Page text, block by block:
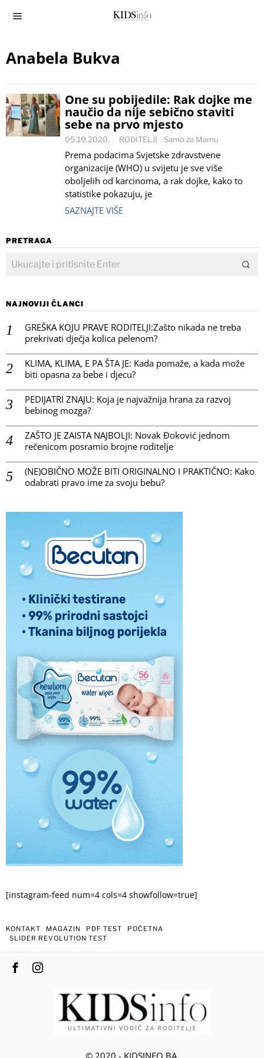
Anabela Bukva
One su pobijedile: Rak dojke me
naučio da nije sebično staviti
sebe na prvo mjesto
05.10.2020. RODITELJI · Samo za Mamu
Prema podacima Svjetske zdravstvene
organizacije (WHO) u svijetu je sve više
oboljelih od karcinoma, a rak dojke, kako to
statistike pokazuju, je
SAZNAJTE VIŠE
PRETRAGA
NAJNOVIJI ČLANCI
GREŠKA KOJU PRAVE RODITELJI:Zašto nikada ne treba
prekrivati dječja kolica pelenom?
KLIMA, KLIMA, E PA ŠTA JE: Kada pomaže, a kada može
biti opasna za bebe i djecu?
PEDIJATRI ZNAJU: Koja je najvažnija hrana za razvoj
bebinog mozga?
ZAŠTO JE ZAISTA NAJBOLJI: Novak Đoković jednom
rečenicom posramio brojne roditelje
(NE)OBIČNO MOŽE BITI ORIGINALNO I PRAKTIČNO: Kako
odabrati pravo ime za svoju bebu?
[instagram-feed num=4 cols=4 showfollow=true]
KONTAKT MAGAZIN PDF TEST
POČETNA
SLIDER REVOLUTION TEST
© 2020 - KIDSINFO.BA.